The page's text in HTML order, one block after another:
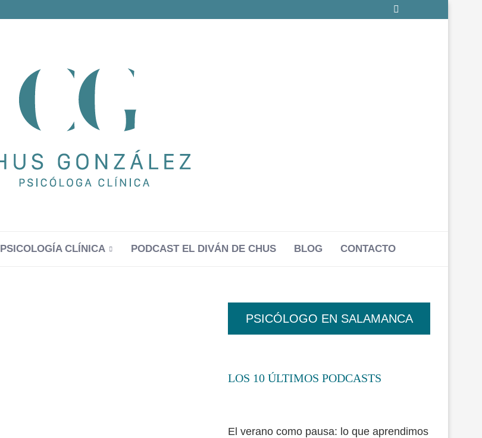
PSICOLOGÍA CLÍNICA PODCAST EL DIVÁN DE CHUS BLOG CONTACTO
PSICÓLOGO EN SALAMANCA
LOS 10 ÚLTIMOS PODCASTS
El verano como pausa: lo que aprendimos